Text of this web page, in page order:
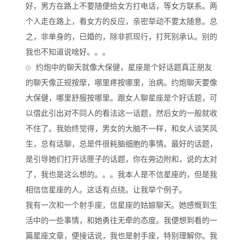
好，男方在路上不要随便给女方打电话，等女方联系。两
个人走在路上，看女方的反应，亲密举动不要太随意。总
之，非单身的，已婚的，除非抓现行，打死别承认。别的
我也不知道说啥好。。。
约炮中的聊天就像大保健，星座是个好话题真正朋友
的聊天像正规按摩，哪里疼按哪里，治病。约炮聊天要像
大保健，哪里舒服按哪里。跟女人聊星座是个好话题，可
以借此引出对不同人的看法这一话题，然后女的一般就收
不住了。我始终觉得，男女的大脑不一样，和女人谈笑风
生，总有话聊，总是件很耗脑细胞的事情。最好的话题，
是引导她们打开话匣子的话题，你在旁边附和，说的太对
了，我也是这么想的。。。我本人是不信星座的，但是我
相信信星座的人。这话有点绕。让我举个例子。
我有一次和一个射手座，信星座的姑娘聊天。她感慨到生
活中的一些事情，和她勇往无牵的态度。我便想到看的一
篇星座文章，便接话说，我也是射手座，特别理解你。我